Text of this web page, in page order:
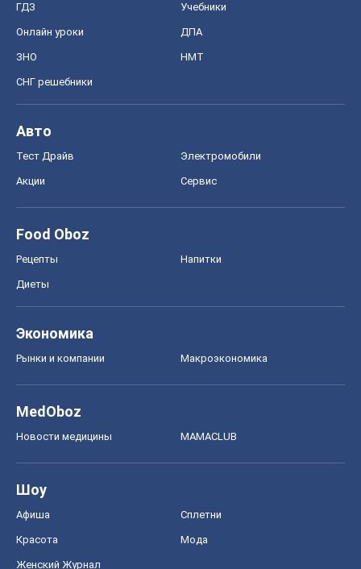
ГДЗ Учебники
Онлайн уроки ДПА
ЗНО НМТ
СНГ решебники
Авто
Тест Драйв Электромобили
Акции Сервис
Food Oboz
Рецепты Напитки
Диеты
Экономика
Рынки и компании Mакроэкономика
MedOboz
Новости медицины MAMACLUB
Шоу
Афиша Сплетни
Красота Мода
Женский Журнал